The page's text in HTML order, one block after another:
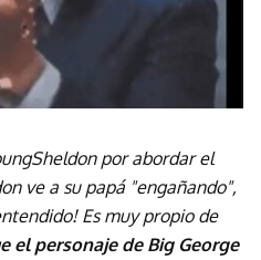
por abordar el
ve a su papá "engañando",
Es muy propio de
el personaje de Big George